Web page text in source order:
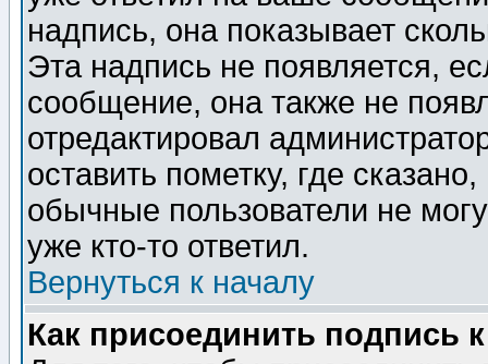
надпись, она показывает
Эта надпись не появляется,
сообщение, она также не
отредактировал
оставить пометку, где
обычные пользователи не
уже кто-то ответил.
Вернуться к началу
Как присоединить подпись